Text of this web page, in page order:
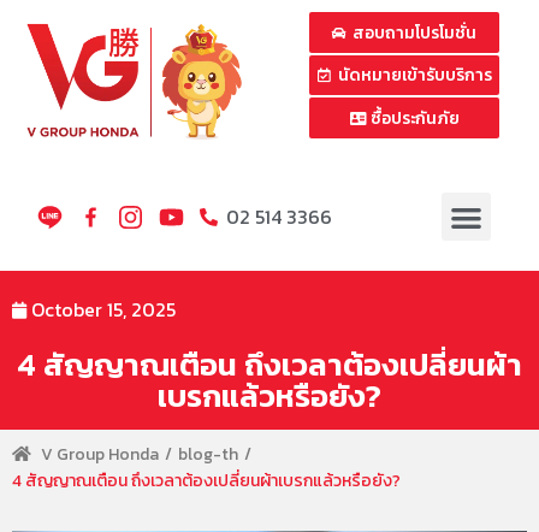
สอบถามโปรโมชั่น
นัดหมายเข้ารับบริการ
ซื้อประกันภัย
02 514 3366
October 15, 2025
4 สัญญาณเตือน ถึงเวลาต้องเปลี่ยนผ้า
เบรกแล้วหรือยัง?
V Group Honda
blog-th
4 สัญญาณเตือน ถึงเวลาต้องเปลี่ยนผ้าเบรกแล้วหรือยัง?